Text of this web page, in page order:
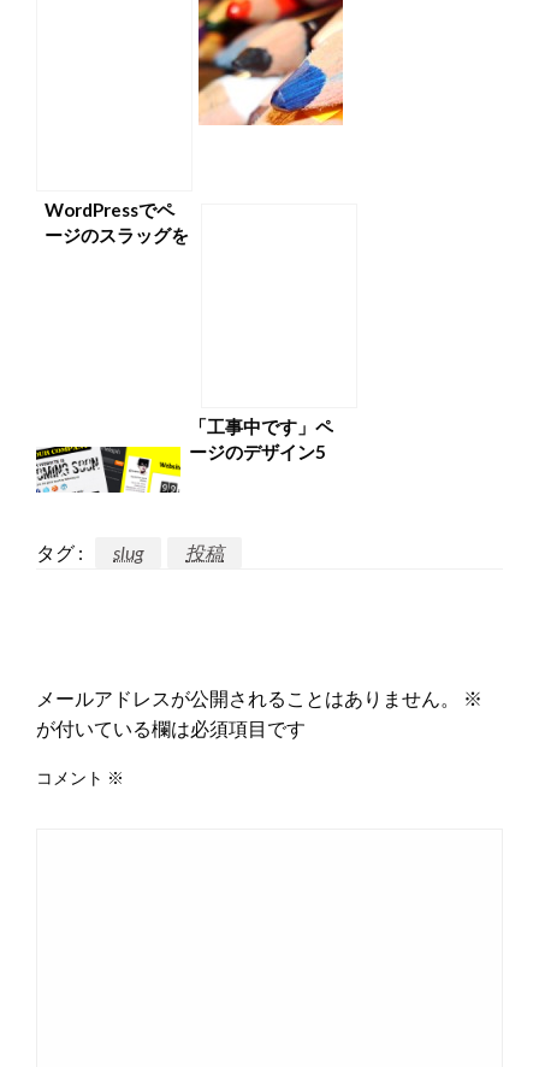
WordPressでペ
ージのスラッグを
「工事中です」ペ
ージのデザイン5
タグ : slug 投稿
メールアドレスが公開されることはありません。
※
が付いている欄は必須項目です
コメント ※